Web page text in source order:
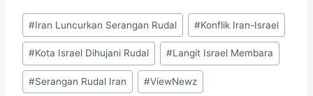
Post
Tags:
#Iran Luncurkan Serangan Rudal #Konflik Iran-Israel
#Kota Israel Dihujani Rudal #Langit Israel Membara
#Serangan Rudal Iran #ViewNewz